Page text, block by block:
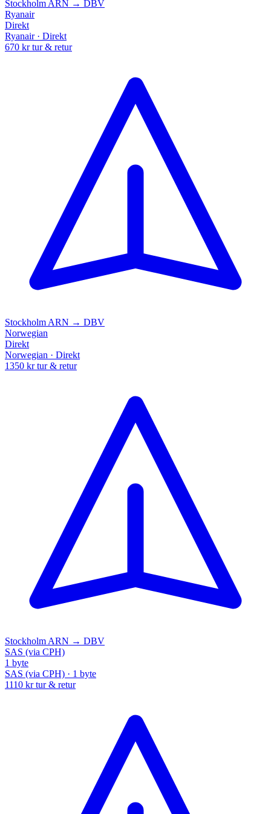
Stockholm ARN → DBV
Ryanair
Direkt
Ryanair · Direkt
670 kr tur & retur
Stockholm ARN → DBV
Norwegian
Direkt
Norwegian · Direkt
1350 kr tur & retur
Stockholm ARN → DBV
SAS (via CPH)
1 byte
SAS (via CPH) · 1 byte
1110 kr tur & retur